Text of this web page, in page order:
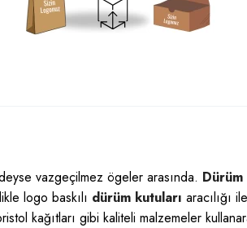
vazgeçilmez ögeler arasında. Dürüm
logo baskılı dürüm kutuları aracılığı ile
kağıtları gibi kaliteli malzemeler